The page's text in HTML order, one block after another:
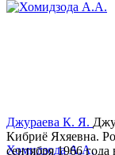
Хомидзода А.А.
Джураева К. Я.
Кибриё Яхяевна.
сентября 1966 года